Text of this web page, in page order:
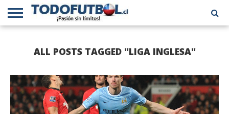
CHILENA
EN EL
MUNDO
INTERNACIONAL
ALL POSTS TAGGED "LIGA INGLESA"